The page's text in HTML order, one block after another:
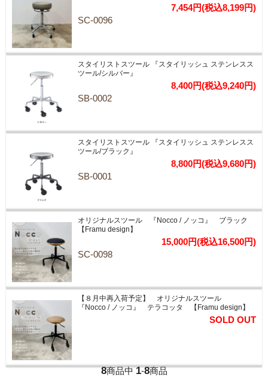
7,454円(税込8,199円)
SC-0096
スタイリストスツール 『スタイリッシュ ステンレスス
ツール/シルバー』
8,400円(税込9,240円)
SB-0002
スタイリストスツール 『スタイリッシュ ステンレスス
ツール/ブラック』
8,800円(税込9,680円)
SB-0001
オリジナルスツール 『Nocco / ノッコ』 ブラック
【Framu design】
15,000円(税込16,500円)
SC-0098
【８月中再入荷予定】 オリジナルスツール
『Nocco / ノッコ』 テラコッタ 【Framu design】
SOLD OUT
8商品中1-8商品